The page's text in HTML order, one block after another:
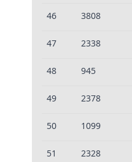
46 3808
47 2338
48 945
49 2378
50 1099
51 2328